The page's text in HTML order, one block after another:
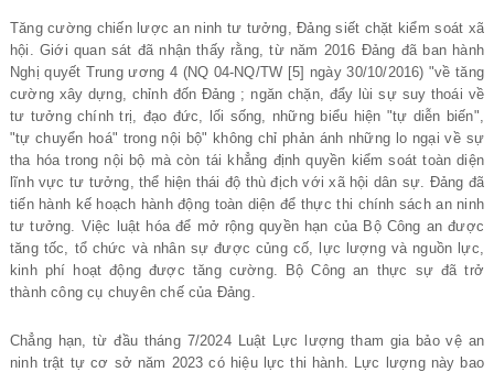
Tăng cường chiến lược an ninh tư tưởng, Đảng siết chặt kiểm soát xã
hội. Giới quan sát đã nhận thấy rằng, từ năm 2016 Đảng đã ban hành
Nghị quyết Trung ương 4 (NQ 04-NQ/TW [5] ngày 30/10/2016) "về tăng
cường xây dựng, chỉnh đốn Đảng ; ngăn chặn, đẩy lùi sự suy thoái về
tư tưởng chính trị, đạo đức, lối sống, những biểu hiện "tự diễn biến",
"tự chuyển hoá" trong nội bộ" không chỉ phản ánh những lo ngại về sự
tha hóa trong nội bộ mà còn tái khẳng định quyền kiểm soát toàn diện
lĩnh vực tư tưởng, thể hiện thái độ thù địch với xã hội dân sự. Đảng đã
tiến hành kế hoạch hành động toàn diện để thực thi chính sách an ninh
tư tưởng. Việc luật hóa để mở rộng quyền hạn của Bộ Công an được
tăng tốc, tổ chức và nhân sự được củng cố, lực lượng và nguồn lực,
kinh phí hoạt động được tăng cường. Bộ Công an thực sự đã trở
thành công cụ chuyên chế của Đảng.
Chẳng hạn, từ đầu tháng 7/2024 Luật Lực lượng tham gia bảo vệ an
ninh trật tự cơ sở năm 2023 có hiệu lực thi hành. Lực lượng này bao